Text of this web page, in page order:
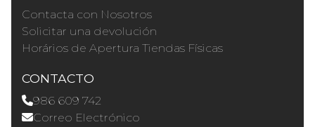
Contacta con Nosotros
Solicitar una devolución
Horários de Apertura Tiendas Físicas
CONTACTO
986 609 742
Correo Electrónico